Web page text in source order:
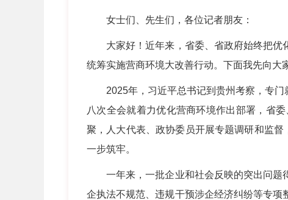
女士们、先生们，各位记者朋友：
大家好！近年来，省委、省政府始终把优化
统筹实施营商环境大改善行动。下面我先向大
2025年，习近平总书记到贵州考察，专门
八次全会就着力优化营商环境作出部署，省
聚，人大代表、政协委员开展专题调研和监
一步筑牢。
一年来，一批企业和社会反映的突出问题
企执法不规范、违规干预涉企经济纠纷等专项